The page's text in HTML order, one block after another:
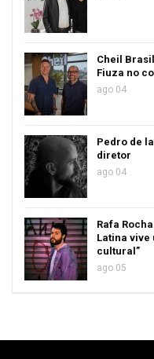
Cheil
Fiuza no
ago 04
Pedro de
diretor
ago 04
Rafa
Latina vive
cultural”
ago 05